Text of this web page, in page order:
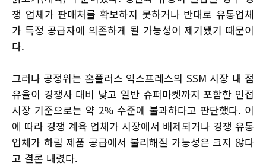
쟁 업체가 판매처를 확보하지 못하거나 반대로 유통업체
가 특정 공급자에 의존하게 될 가능성이 제기됐기 때문이
다.
그러나 공정위는 홈플러스 익스프레스의 SSM 시장 내 점
유율이 경쟁사 대비 낮고 일반 슈퍼마켓까지 포함한 인접
시장 기준으로는 약 2% 수준에 불과하다고 판단했다. 이
에 따라 경쟁 계육 업체가 시장에서 배제되거나 경쟁 유통
업체가 하림 제품 공급에서 불리해질 가능성은 크지 않다
고 결론 내렸다.